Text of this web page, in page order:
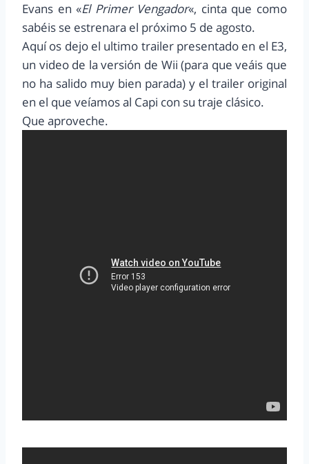
Evans en «El Primer Vengador«, cinta que como
sabéis se estrenara el próximo 5 de agosto.
Aquí os dejo el ultimo trailer presentado en el E3,
un video de la versión de Wii (para que veáis que
no ha salido muy bien parada) y el trailer original
en el que veíamos al Capi con su traje clásico.
Que aproveche.